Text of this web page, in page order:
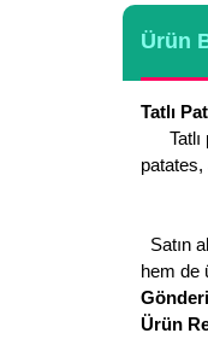
Ürün
Tatlı
Tatlı
Satın
hem de
Ürün